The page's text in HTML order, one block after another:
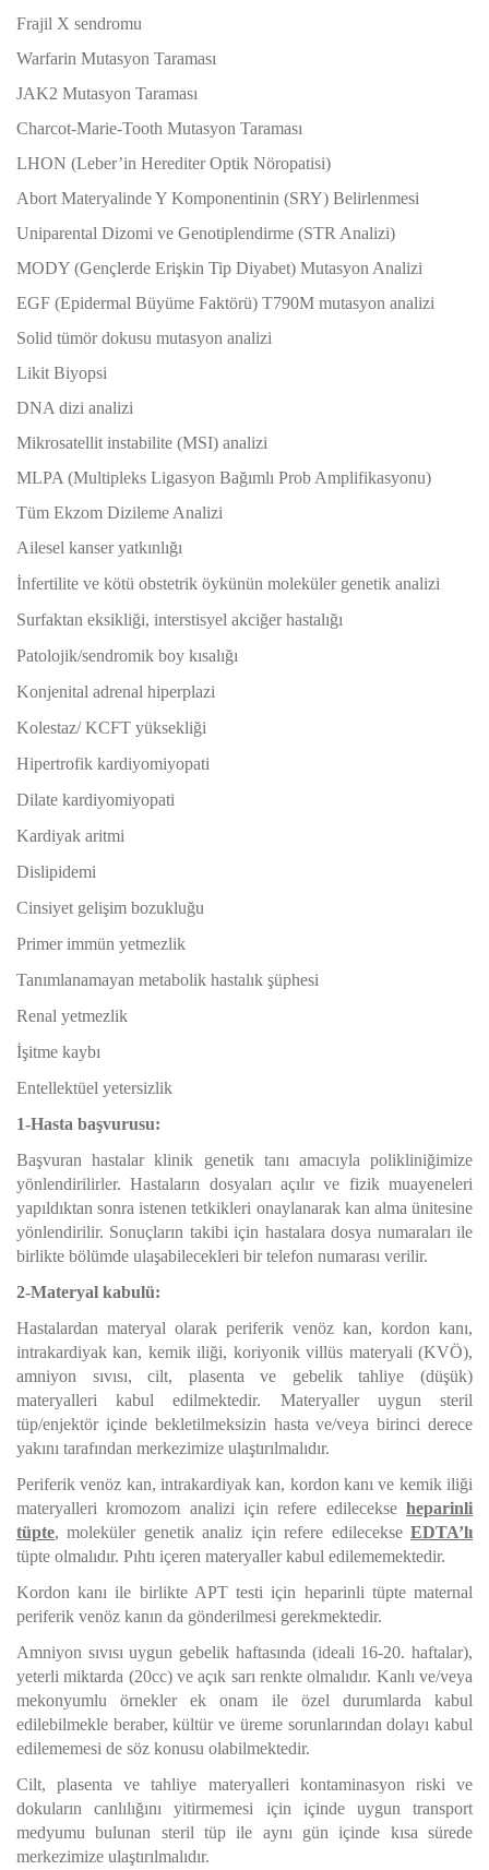
Frajil X sendromu
Warfarin Mutasyon Taraması
JAK2 Mutasyon Taraması
Charcot-Marie-Tooth Mutasyon Taraması
LHON (Leber’in Herediter Optik Nöropatisi)
Abort Materyalinde Y Komponentinin (SRY) Belirlenmesi
Uniparental Dizomi ve Genotiplendirme (STR Analizi)
MODY (Gençlerde Erişkin Tip Diyabet) Mutasyon Analizi
EGF (Epidermal Büyüme Faktörü) T790M mutasyon analizi
Solid tümör dokusu mutasyon analizi
Likit Biyopsi
DNA dizi analizi
Mikrosatellit instabilite (MSI) analizi
MLPA (Multipleks Ligasyon Bağımlı Prob Amplifikasyonu)
Tüm Ekzom Dizileme Analizi
Ailesel kanser yatkınlığı
İnfertilite ve kötü obstetrik öykünün moleküler genetik analizi
Surfaktan eksikliği, interstisyel akciğer hastalığı
Patolojik/sendromik boy kısalığı
Konjenital adrenal hiperplazi
Kolestaz/ KCFT yüksekliği
Hipertrofik kardiyomiyopati
Dilate kardiyomiyopati
Kardiyak aritmi
Dislipidemi
Cinsiyet gelişim bozukluğu
Primer immün yetmezlik
Tanımlanamayan metabolik hastalık şüphesi
Renal yetmezlik
İşitme kaybı
Entellektüel yetersizlik
1-Hasta başvurusu:
Başvuran hastalar klinik genetik tanı amacıyla polikliniğimize
yönlendirilirler. Hastaların dosyaları açılır ve fizik muayeneleri
yapıldıktan sonra istenen tetkikleri onaylanarak kan alma ünitesine
yönlendirilir. Sonuçların takibi için hastalara dosya numaraları ile
birlikte bölümde ulaşabilecekleri bir telefon numarası verilir.
2-Materyal kabulü:
Hastalardan materyal olarak periferik venöz kan, kordon kanı,
intrakardiyak kan, kemik iliği, koriyonik villüs materyali (KVÖ),
amniyon sıvısı, cilt, plasenta ve gebelik tahliye (düşük)
materyalleri kabul edilmektedir. Materyaller uygun steril
tüp/enjektör içinde bekletilmeksizin hasta ve/veya birinci derece
yakını tarafından merkezimize ulaştırılmalıdır.
Periferik venöz kan, intrakardiyak kan, kordon kanı ve kemik iliği
materyalleri kromozom analizi için refere edilecekse heparinli
tüpte, moleküler genetik analiz için refere edilecekse EDTA’lı
tüpte olmalıdır. Pıhtı içeren materyaller kabul edilememektedir.
Kordon kanı ile birlikte APT testi için heparinli tüpte maternal
periferik venöz kanın da gönderilmesi gerekmektedir.
Amniyon sıvısı uygun gebelik haftasında (ideali 16-20. haftalar),
yeterli miktarda (20cc) ve açık sarı renkte olmalıdır. Kanlı ve/veya
mekonyumlu örnekler ek onam ile özel durumlarda kabul
edilebilmekle beraber, kültür ve üreme sorunlarından dolayı kabul
edilememesi de söz konusu olabilmektedir.
Cilt, plasenta ve tahliye materyalleri kontaminasyon riski ve
dokuların canlılığını yitirmemesi için içinde uygun transport
medyumu bulunan steril tüp ile aynı gün içinde kısa sürede
merkezimize ulaştırılmalıdır.